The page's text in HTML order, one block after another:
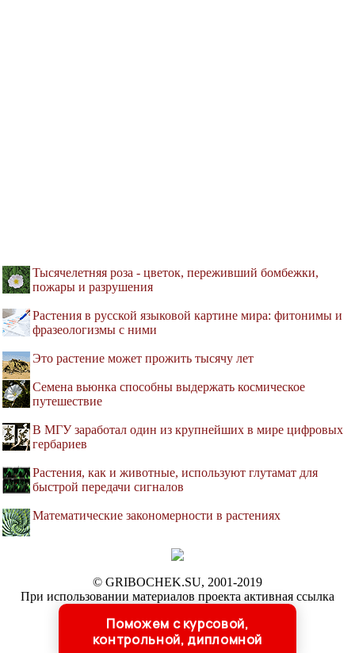
Тысячелетняя роза - цветок, переживший бомбежки,
пожары и разрушения
Растения в русской языковой картине мира: фитонимы и
фразеологизмы с ними
Это растение может прожить тысячу лет
Семена вьюнка способны выдержать космическое
путешествие
В МГУ заработал один из крупнейших в мире цифровых
гербариев
Растения, как и животные, используют глутамат для
быстрой передачи сигналов
Математические закономерности в растениях
© GRIBOCHEK.SU, 2001-2019
При использовании материалов проекта активная ссылка
http://gribochek.su/ 'Библиотека о грибах
Поможем с курсовой,
контрольной, дипломной